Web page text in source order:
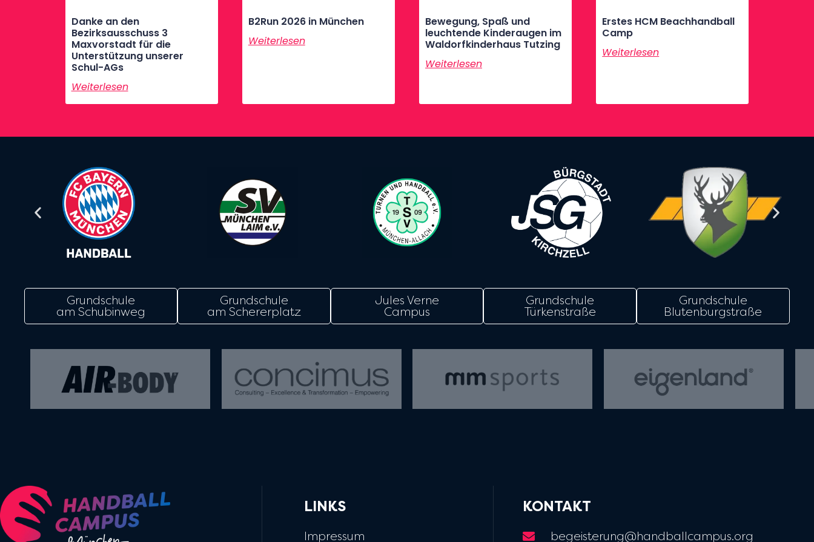
Danke an den
Bezirksausschuss 3
Maxvorstadt für die
Unterstützung unserer
Schul-AGs
Weiterlesen
B2Run 2026 in München
Weiterlesen
Bewegung, Spaß und
leuchtende Kinderaugen im
Waldorfkinderhaus Tutzing
Weiterlesen
Erstes HCM Beachhandball
Camp
Weiterlesen
Grundschule
am Schubinweg
Grundschule
am Schererplatz
Jules Verne
Campus
Grundschule
Türkenstraße
Grundschule
Blutenburgstraße
LINKS
Impressum
KONTAKT
begeisterung@handballcampus.org